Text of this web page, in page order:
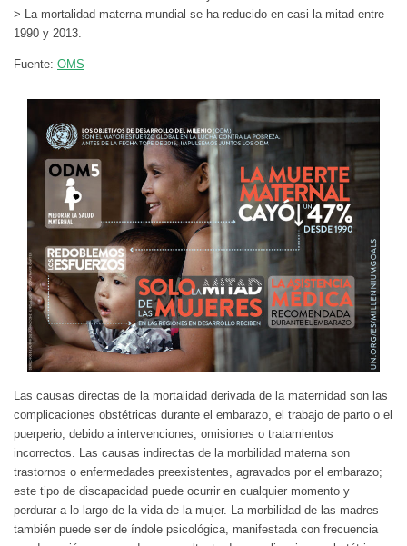
> La mortalidad materna mundial se ha reducido en casi la mitad entre
1990 y 2013.
Fuente: OMS
Las causas directas de la mortalidad derivada de la maternidad son las
complicaciones obstétricas durante el embarazo, el trabajo de parto o el
puerperio, debido a intervenciones, omisiones o tratamientos
incorrectos. Las causas indirectas de la morbilidad materna son
trastornos o enfermedades preexistentes, agravados por el embarazo;
este tipo de discapacidad puede ocurrir en cualquier momento y
perdurar a lo largo de la vida de la mujer. La morbilidad de las madres
también puede ser de índole psicológica, manifestada con frecuencia